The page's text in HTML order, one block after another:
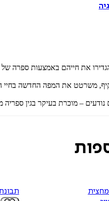
הגדירו את חייהם באמצעות ספרה של
משרטט את המפה החדשה בחיי